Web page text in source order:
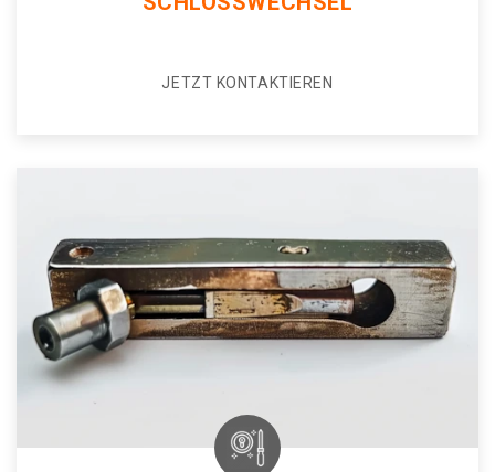
JETZT KONTAKTIEREN